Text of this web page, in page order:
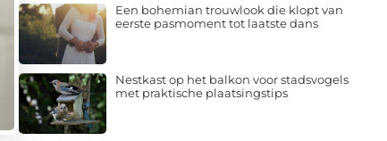
Een bohemian trouwlook die klopt van
eerste pasmoment tot laatste dans
Nestkast op het balkon voor stadsvogels
met praktische plaatsingstips